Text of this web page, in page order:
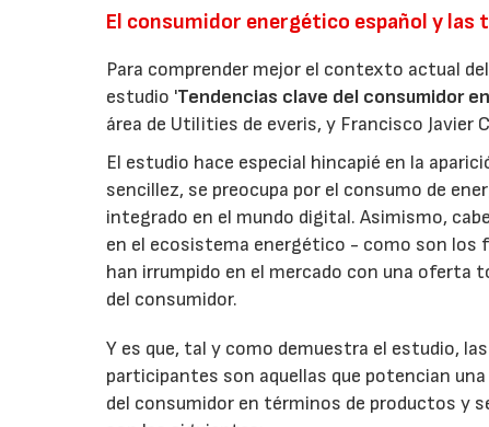
El consumidor energético español y
Para comprender mejor el contexto actual
estudio 'Tendencias clave del consumidor
área de Utilities de everis, y Francisco Javier
El estudio hace especial hincapié en la
sencillez, se preocupa por el consumo de
integrado en el mundo digital. Asimismo,
en el ecosistema energético - como son
han irrumpido en el mercado con una
del consumidor.
Y es que, tal y como demuestra el estudio,
participantes son aquellas que potencian
del consumidor en términos de productos y